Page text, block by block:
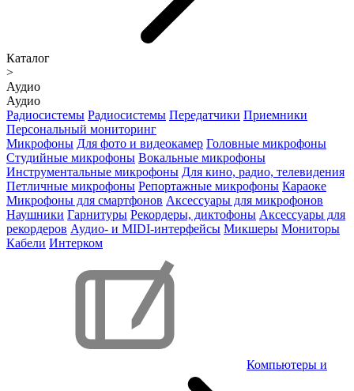
Каталог
>
Аудио
Аудио
Радиосистемы Радиосистемы Передатчики Приемники
Персональный мониторинг
Микрофоны Для фото и видеокамер Головные микрофоны
Студийные микрофоны Вокальные микрофоны
Инструментальные микрофоны Для кино, радио, телевидения
Петличные микрофоны Репортажные микрофоны Караоке
Микрофоны для смартфонов Аксессуары для микрофонов
Наушники Гарнитуры Рекордеры, диктофоны Аксессуары для
рекордеров Аудио- и MIDI-интерфейсы Микшеры Мониторы
Кабели Интерком
Компьютеры и